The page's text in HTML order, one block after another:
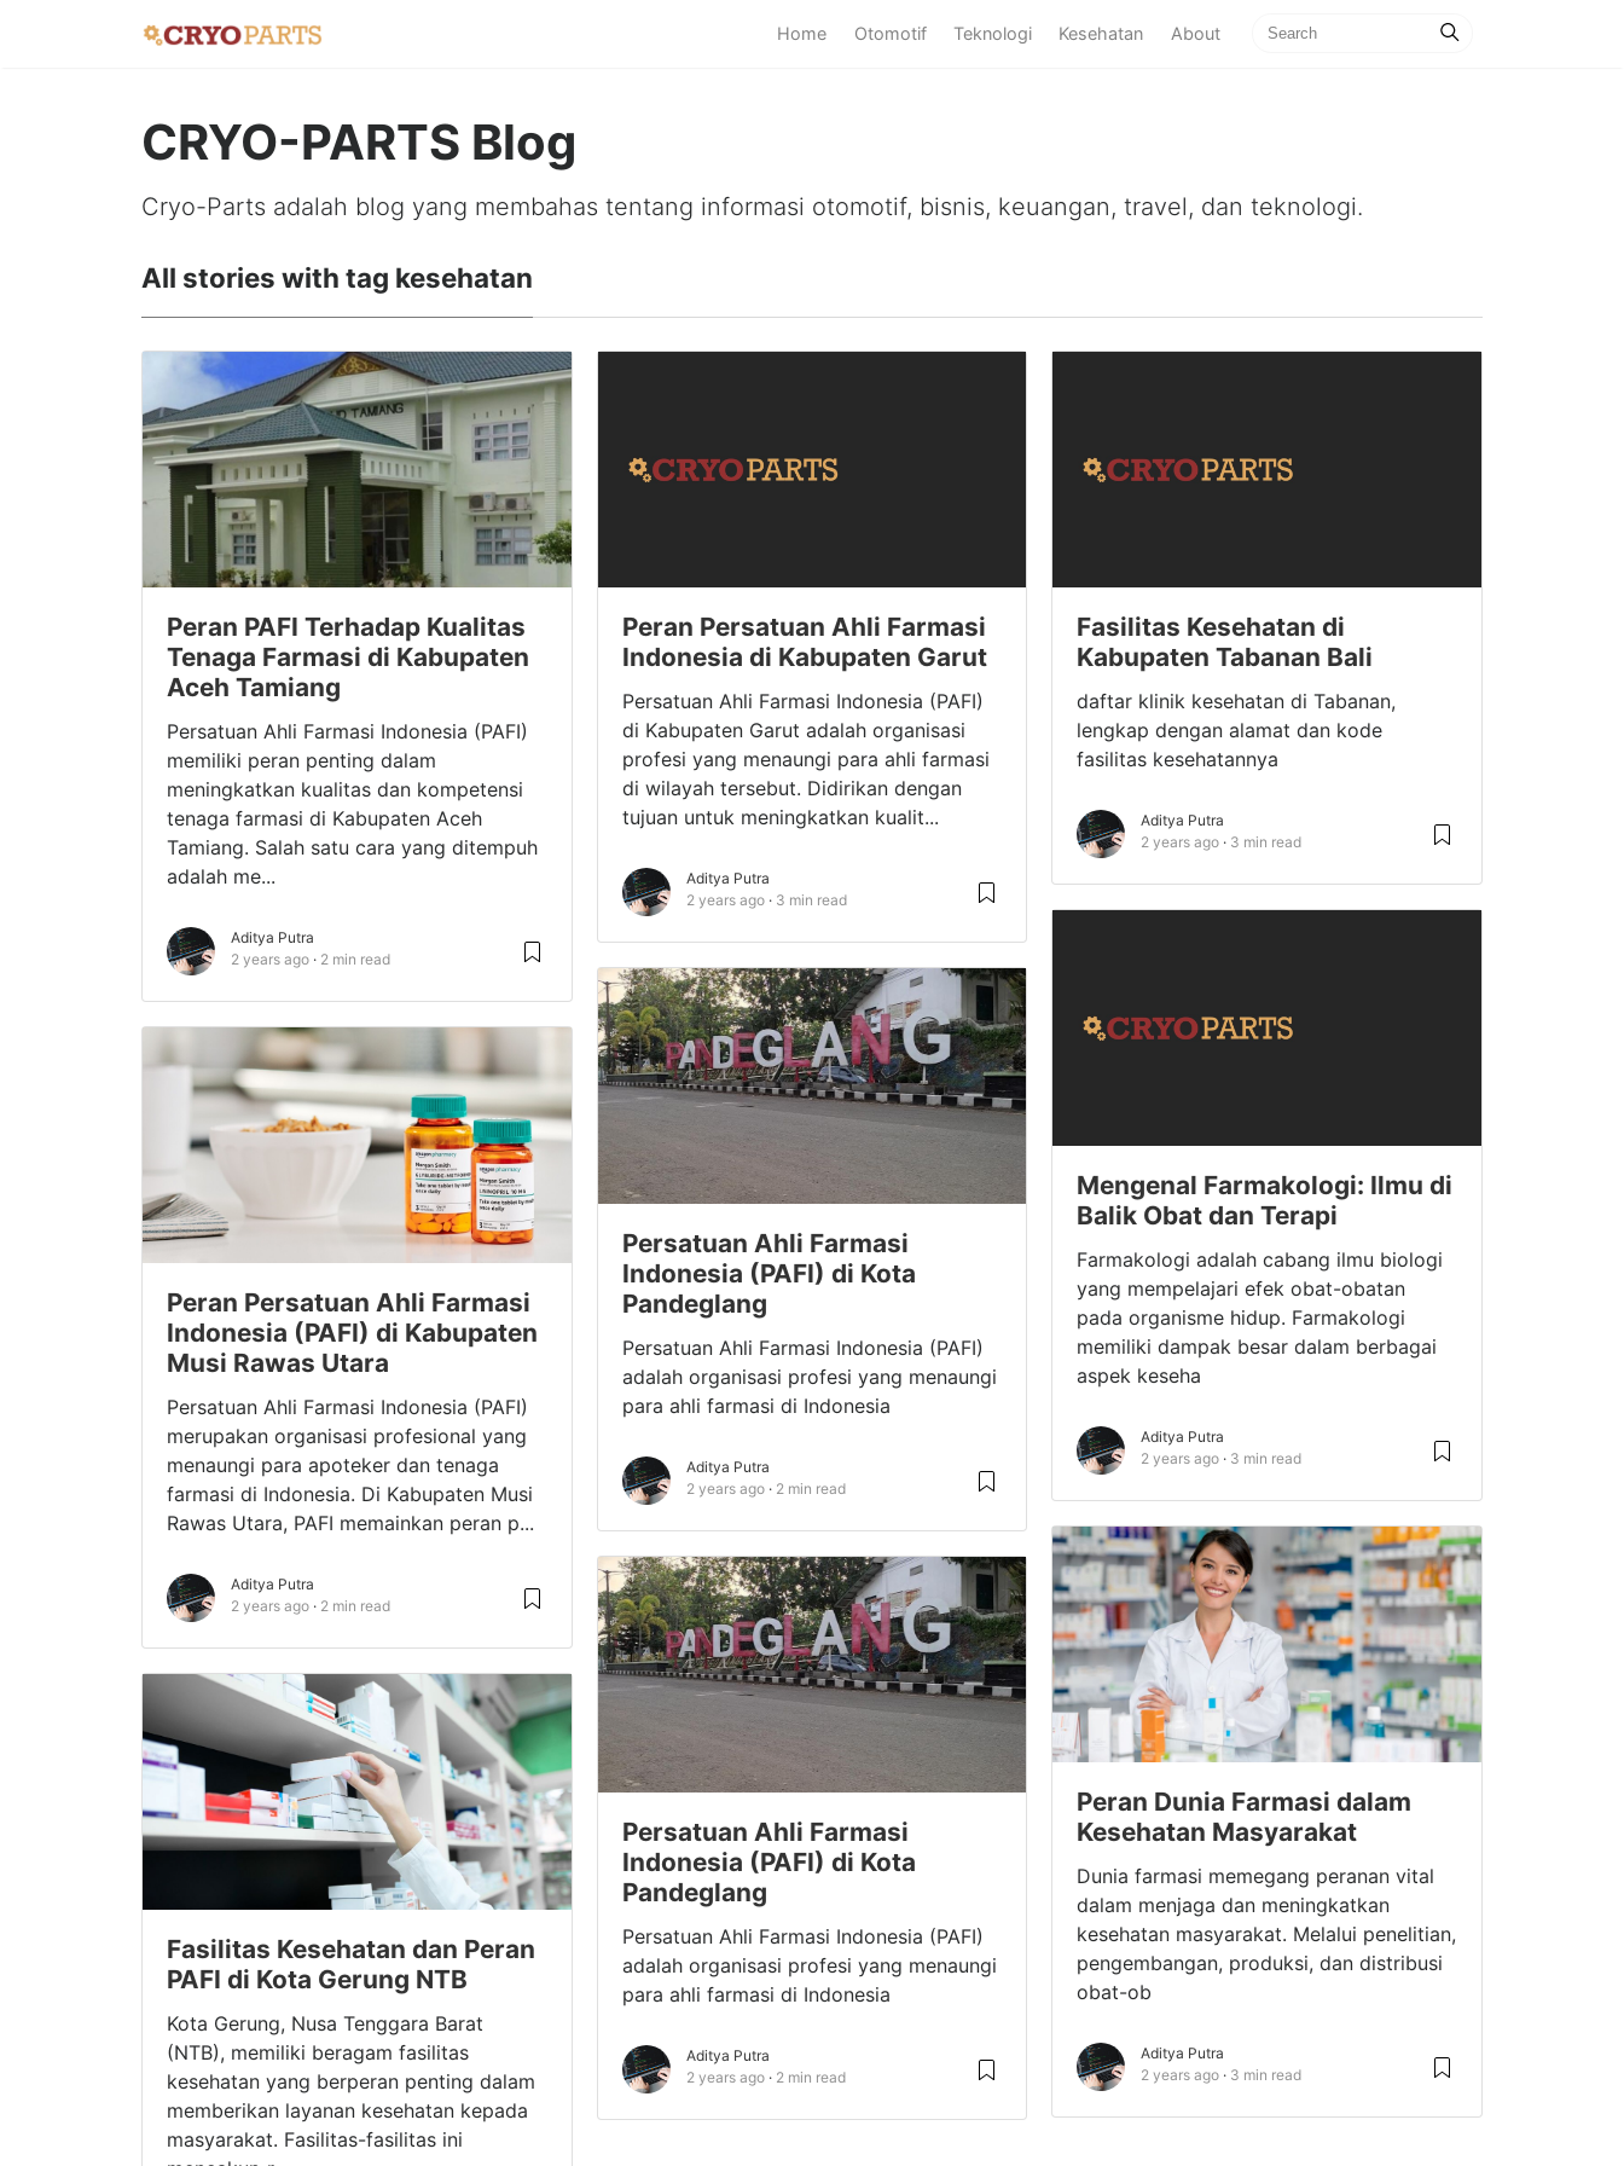
Home Otomotif Teknologi Kesehatan About
CRYO-PARTS Blog
Cryo-Parts adalah blog yang membahas tentang informasi otomotif, bisnis, keuangan, travel, dan teknologi.
All stories with tag kesehatan
Peran PAFI Terhadap Kualitas
Tenaga Farmasi di Kabupaten
Aceh Tamiang
Persatuan Ahli Farmasi Indonesia (PAFI)
memiliki peran penting dalam
meningkatkan kualitas dan kompetensi
tenaga farmasi di Kabupaten Aceh
Tamiang. Salah satu cara yang ditempuh
adalah me...
Aditya Putra
2 years ago
2 min read
Peran Persatuan Ahli Farmasi
Indonesia (PAFI) di Kabupaten
Musi Rawas Utara
Persatuan Ahli Farmasi Indonesia (PAFI)
merupakan organisasi profesional yang
menaungi para apoteker dan tenaga
farmasi di Indonesia. Di Kabupaten Musi
Rawas Utara, PAFI memainkan peran p...
Aditya Putra
2 years ago
2 min read
Fasilitas Kesehatan dan Peran
PAFI di Kota Gerung NTB
Kota Gerung, Nusa Tenggara Barat
(NTB), memiliki beragam fasilitas
kesehatan yang berperan penting dalam
memberikan layanan kesehatan kepada
masyarakat. Fasilitas-fasilitas ini
Peran Persatuan Ahli Farmasi
Indonesia di Kabupaten Garut
Persatuan Ahli Farmasi Indonesia (PAFI)
di Kabupaten Garut adalah organisasi
profesi yang menaungi para ahli farmasi
di wilayah tersebut. Didirikan dengan
tujuan untuk meningkatkan kualit...
Aditya Putra
2 years ago
3 min read
Persatuan Ahli Farmasi
Indonesia (PAFI) di Kota
Pandeglang
Persatuan Ahli Farmasi Indonesia (PAFI)
adalah organisasi profesi yang menaungi
para ahli farmasi di Indonesia
Aditya Putra
2 years ago
2 min read
Persatuan Ahli Farmasi
Indonesia (PAFI) di Kota
Pandeglang
Persatuan Ahli Farmasi Indonesia (PAFI)
adalah organisasi profesi yang menaungi
para ahli farmasi di Indonesia
Aditya Putra
2 years ago
2 min read
Fasilitas Kesehatan di
Kabupaten Tabanan Bali
daftar klinik kesehatan di Tabanan,
lengkap dengan alamat dan kode
fasilitas kesehatannya
Aditya Putra
2 years ago
3 min read
Mengenal Farmakologi: Ilmu di
Balik Obat dan Terapi
Farmakologi adalah cabang ilmu biologi
yang mempelajari efek obat-obatan
pada organisme hidup. Farmakologi
memiliki dampak besar dalam berbagai
aspek keseha
Aditya Putra
2 years ago
3 min read
Peran Dunia Farmasi dalam
Kesehatan Masyarakat
Dunia farmasi memegang peranan vital
dalam menjaga dan meningkatkan
kesehatan masyarakat. Melalui penelitian,
pengembangan, produksi, dan distribusi
obat-ob
Aditya Putra
2 years ago
3 min read